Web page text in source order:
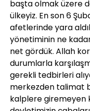
başta olmak üzere
ülkeyiz. En son 6
afetlerinde yara
yönetiminin ne
net gördük. Allah
durumlarla
gerekli tedbirleri
merkezden talimat
kalplere giremeyen